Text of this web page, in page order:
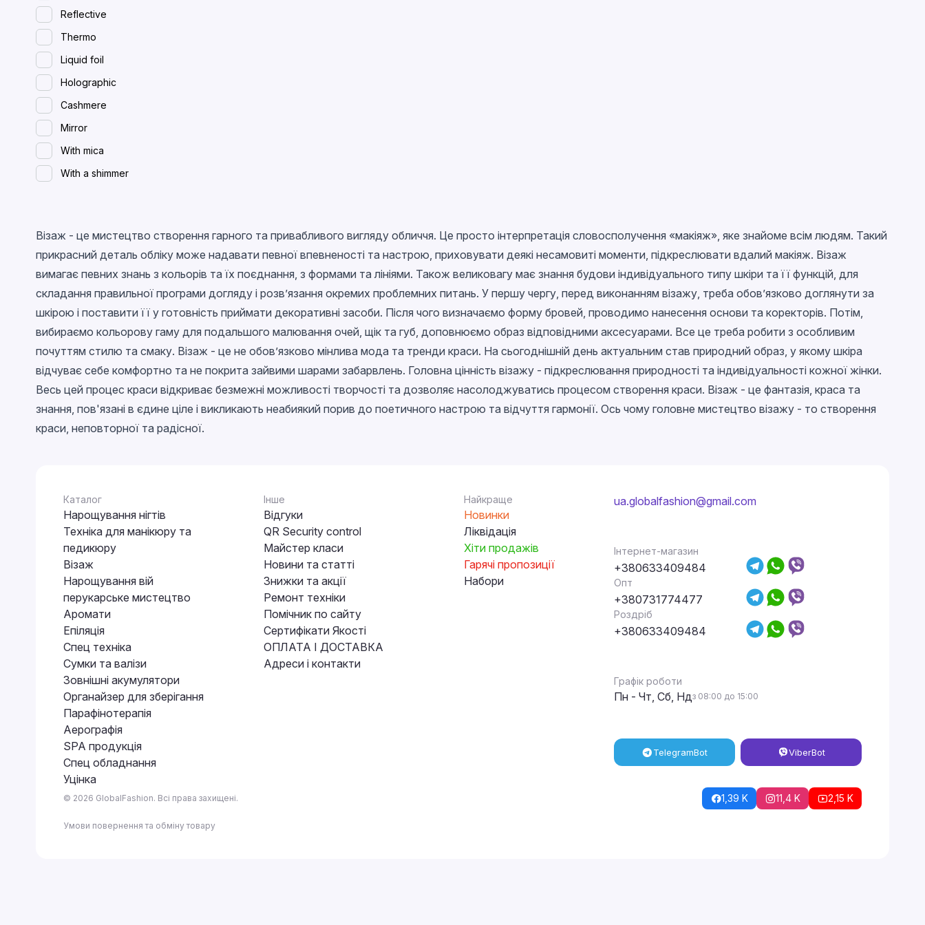
Reflective
Thermo
Liquid foil
Holographic
Cashmere
Mirror
With mica
With a shimmer
Magnetic
Glossy
Chameleon
Stained glass
Metallic
Neon
Візаж - це мистецтво створення гарного та привабливого вигляду обличчя. Це просто інтерпретація словосполучення «макіяж», яке знайоме всім людям. Такий
прикрасний деталь обліку може надавати певної впевненості та настрою, приховувати деякі несамовиті моменти, підкреслювати вдалий макіяж. Візаж
вимагає певних знань з кольорів та їх поєднання, з формами та лініями. Також великовагу має знання будови індивідуального типу шкіри та її функцій, для
складання правильної програми догляду і розв’язання окремих проблемних питань. У першу чергу, перед виконанням візажу, треба обов’язково доглянути за
шкірою і поставити її у готовність приймати декоративні засоби. Після чого визначаємо форму бровей, проводимо нанесення основи та коректорів. Потім,
вибираємо кольорову гаму для подальшого малювання очей, щік та губ, доповнюємо образ відповідними аксесуарами. Все це треба робити з особливим
почуттям стилю та смаку. Візаж - це не обов’язково мінлива мода та тренди краси. На сьогоднішній день актуальним став природний образ, у якому шкіра
відчуває себе комфортно та не покрита зайвими шарами забарвлень. Головна цінність візажу - підкреслювання природності та індивідуальності кожної жінки.
Весь цей процес краси відкриває безмежні можливості творчості та дозволяє насолоджуватись процесом створення краси. Візаж - це фантазія, краса та
знання, пов'язані в єдине ціле і викликають неабиякий порив до поетичного настрою та відчуття гармонії. Ось чому головне мистецтво візажу - то створення
краси, неповторної та радісної.
Каталог
Нарощування нігтів
Техніка для манікюру та
педикюру
Візаж
Нарощування вій
перукарське мистецтво
Аромати
Епіляція
Спец техніка
Сумки та валізи
Зовнішні акумулятори
Органайзер для зберігання
Парафінотерапія
Аерографія
SPA продукція
Спец обладнання
Уцінка
Інше
Відгуки
QR Security control
Майстер класи
Новини та статті
Знижки та акції
Ремонт техніки
Помічник по сайту
Сертифікати Якості
ОПЛАТА І ДОСТАВКА
Адреси і контакти
Найкраще
Новинки
Ліквідація
Хіти продажів
Гарячі пропозиції
Набори
ua.globalfashion@gmail.com
Інтернет-магазин
+380633409484
Опт
+380731774477
Роздріб
+380633409484
Графік роботи
Пн - Чт, Сб, Ндз 08:00 до 15:00
TelegramBot ViberBot
© 2026 GlobalFashion. Всі права захищені. 1,39 K 11,4 K 2,15 K
Умови повернення та обміну товару